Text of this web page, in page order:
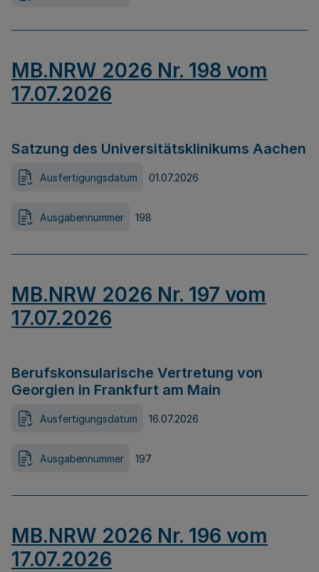
MB.NRW 2026 Nr. 198 vom
17.07.2026
Satzung des Universitätsklinikums Aachen
Ausfertigungsdatum 01.07.2026
Ausgabennummer 198
MB.NRW 2026 Nr. 197 vom
17.07.2026
Berufskonsularische Vertretung von
Georgien in Frankfurt am Main
Ausfertigungsdatum 16.07.2026
Ausgabennummer 197
MB.NRW 2026 Nr. 196 vom
17.07.2026